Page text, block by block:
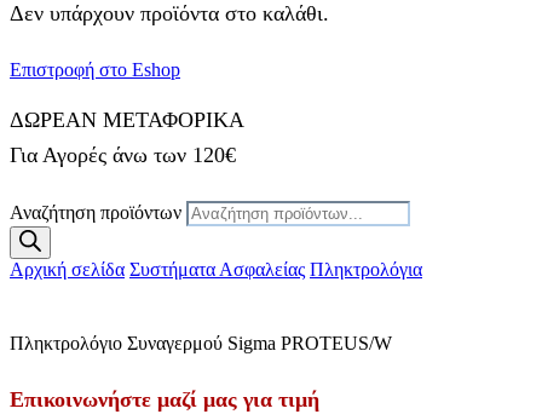
Δεν υπάρχουν προϊόντα στο καλάθι.
Επιστροφή στο Eshop
ΔΩΡΕΑΝ ΜΕΤΑΦΟΡΙΚΑ
Για Αγορές άνω των 120€
Αναζήτηση προϊόντων
Αρχική σελίδα Συστήματα Ασφαλείας Πληκτρολόγια
Πληκτρολόγιο Συναγερμού Sigma PROTEUS/W
Επικοινωνήστε μαζί μας για τιμή